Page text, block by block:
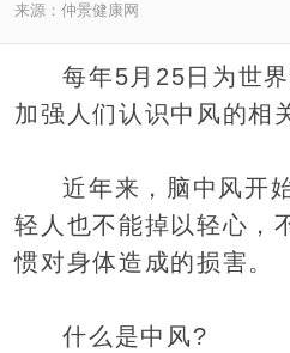
来源：仲景健康网
每年5月25日为世
加强人们认识中风的相
近年来，脑中风开
轻人也不能掉以轻心，
惯对身体造成的损害。
什么是中风?